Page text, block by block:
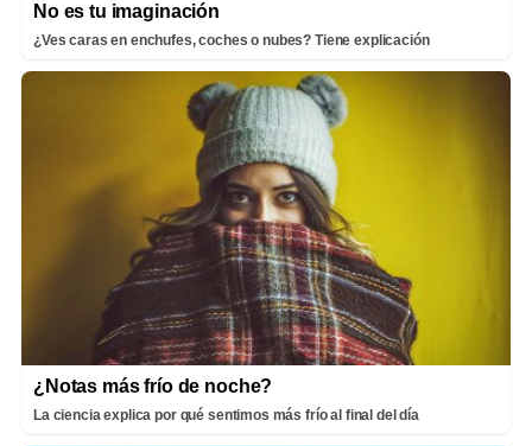
No es tu imaginación
¿Ves caras en enchufes, coches o nubes? Tiene explicación
¿Notas más frío de noche?
La ciencia explica por qué sentimos más frío al final del día